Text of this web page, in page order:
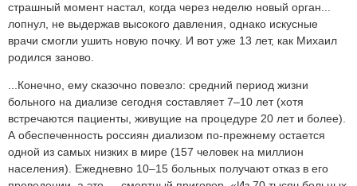
страшный момент настал, когда через неделю новый орган...
лопнул, не выдержав высокого давления, однако искусные
врачи смогли ушить новую почку. И вот уже 13 лет, как Михаил
родился заново.
...Конечно, ему сказочно повезло: средний период жизни
больного на диализе сегодня составляет 7–10 лет (хотя
встречаются пациенты, живущие на процедуре 20 лет и более).
А обеспеченность россиян диализом по-прежнему остается
одной из самых низких в мире (157 человек на миллион
населения). Ежедневно 10–15 больных получают отказ в его